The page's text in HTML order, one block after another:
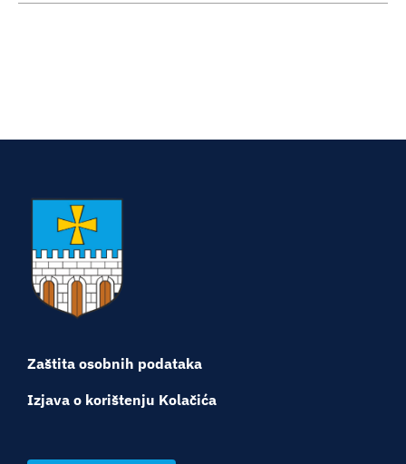
Zaštita osobnih podataka
Izjava o korištenju Kolačića